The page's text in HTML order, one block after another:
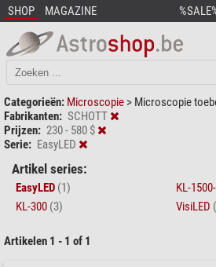
SHOP MAGAZINE
Categorieën: Microscopie > Microscopie
Fabrikanten: SCHOTT
Prijzen: 230 - 580 $
Serie: EasyLED
Artikel series:
EasyLED (1) KL-
KL-300 (3) VisiLED
Artikelen 1 - 1 of 1